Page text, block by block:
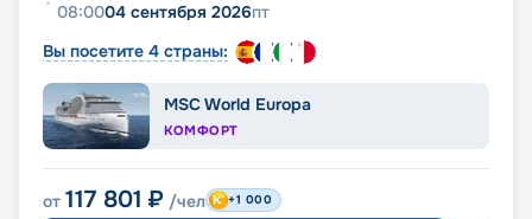
08:0004 сентября 2026пт
Вы посетите 4 страны:
MSC World Europa
КОМФОРТ
от 117 801 ₽ /чел +1 000